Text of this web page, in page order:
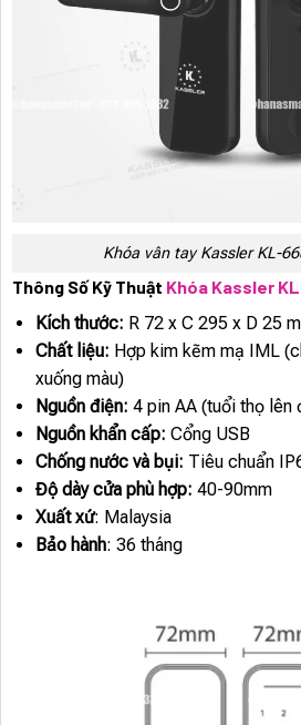
Khóa vân tay Kassler KL-
Thông Số Kỹ Thuật Khóa Kassler
Kích thước: R 72 x C 295 x D 25
Chất liệu: Hợp kim kẽm mạ IML
xuống màu)
Nguồn điện: 4 pin AA (tuổi thọ lên
Nguồn khẩn cấp: Cổng USB
Chống nước và bụi: Tiêu chuẩn
Độ dày cửa phù hợp: 40-90mm
Xuất xứ: Malaysia
Bảo hành: 36 tháng